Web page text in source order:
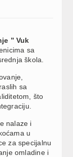
” Vuk
sa
škola.
sa
što
nalaze i
u
za specijalnu
omladine i